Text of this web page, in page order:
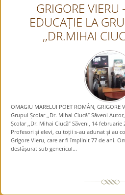
GRIGORE VIERU
EDUCAȚIE LA
,,DR.MIHAI
OMAGIU MARELUI POET ROMÂN,
Grupul Școlar ,,Dr. Mihai Ciucă” Săveni
Școlar ,,Dr. Mihai Ciucă” Săveni, 14
Profesori și elevi, cu toții s-au adunat și au
Grigore Vieru, care ar fi împlinit 77 de ani.
desfășurat sub genericul...